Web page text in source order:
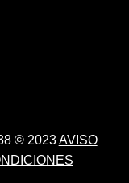
© 2023AVISO